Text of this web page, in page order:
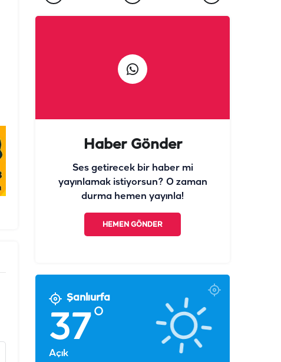
Tarladan patlıcan kebabına uzanan lezzet
Haber Gönder
Ses getirecek bir haber mi
yayınlamak istiyorsun? O zaman
durma hemen yayınla!
HEMEN GÖNDER
Şanlıurfa
37°
Açık